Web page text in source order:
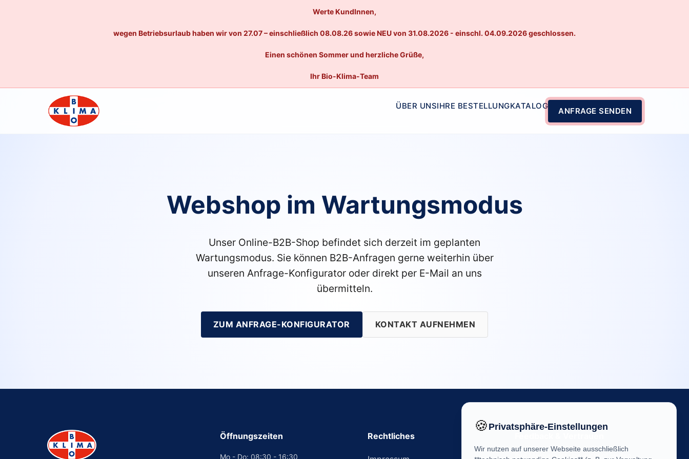
Werte KundInnen,
wegen Betriebsurlaub haben wir von 27.07 – einschließlich 08.08.26 sowie NEU von 31.08.2026 - einschl. 04.09.2026 geschlossen.
Einen schönen Sommer und herzliche Grüße,
Ihr Bio-Klima-Team
ÜBER UNSIHRE BESTELLUNGKATALOG
ANFRAGE SENDEN
Webshop im Wartungsmodus
Unser Online-B2B-Shop befindet sich derzeit im geplanten
Wartungsmodus. Sie können B2B-Anfragen gerne weiterhin über
unseren Anfrage-Konfigurator oder direkt per E-Mail an uns
übermitteln.
ZUM ANFRAGE-KONFIGURATOR KONTAKT AUFNEHMEN
Öffnungszeiten
Mo - Do: 08:30 - 16:30
Rechtliches
Ihre Meinung ist uns wichtig! Helfen
🍪Privatsphäre-Einstellungen
Wir nutzen auf unserer Webseite ausschließlich